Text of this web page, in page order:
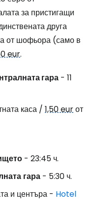
за пристигащи
друга
от шофьора (само в
eur.
гара - 11
каса / 1,50 eurот
- 23:45 ч.
гара - 5:30 ч.
и центъра - Hotel